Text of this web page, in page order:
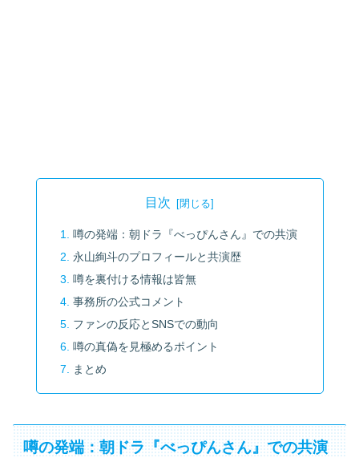
目次
噂の発端：朝ドラ『べっぴんさん』での共演
永山絢斗のプロフィールと共演歴
噂を裏付ける情報は皆無
事務所の公式コメント
ファンの反応とSNSでの動向
噂の真偽を見極めるポイント
まとめ
噂の発端：朝ドラ『べっぴんさん』での共演